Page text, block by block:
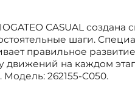
CASUAL
шаги.
правильное
движений на каждом
262155-C050.